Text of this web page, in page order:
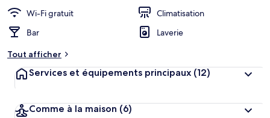
Wi-Fi gratuit
Climatisation
Bar
Laverie
Tout afficher
Services et équipements principaux (12)
Comme à la maison (6)